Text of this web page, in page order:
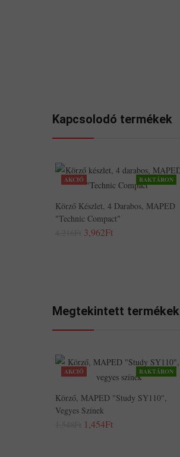
Kapcsolodó termékek
AKCIÓ RAKTÁRON
Körző Készlet, 4 Darabos, MAPED
"Technic Compact"
3,962Ft
Megtekintett termékek
AKCIÓ RAKTÁRON
Körző, MAPED "Study SY110",
Vegyes Színek
1,454Ft